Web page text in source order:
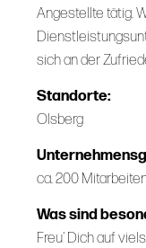
Angestellte tätig.
sich an der
Standorte:
Olsberg
ca. 200
Was sind
Freu' Dich auf